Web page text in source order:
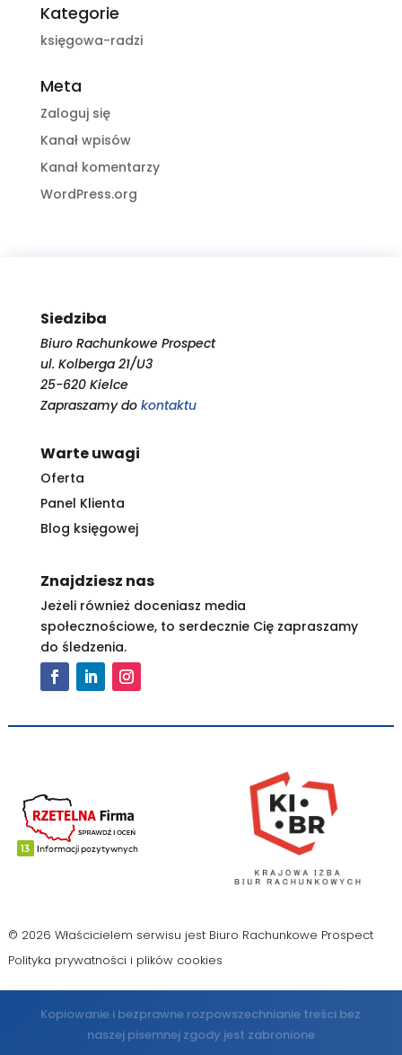
Kategorie
księgowa-radzi
Meta
Zaloguj się
Kanał wpisów
Kanał komentarzy
WordPress.org
Siedziba
Biuro Rachunkowe Prospect
ul. Kolberga 21/U3
25-620 Kielce
Zapraszamy do kontaktu
Warte uwagi
Oferta
Panel Klienta
Blog księgowej
Znajdziesz nas
Jeżeli również doceniasz media
społecznościowe, to serdecznie Cię zapraszamy
do śledzenia.
© 2026 Właścicielem serwisu jest Biuro Rachunkowe Prospect
Polityka prywatności i plików cookies
Kopiowanie i bezprawne rozpowszechnianie treści bez
naszej pisemnej zgody jest zabronione